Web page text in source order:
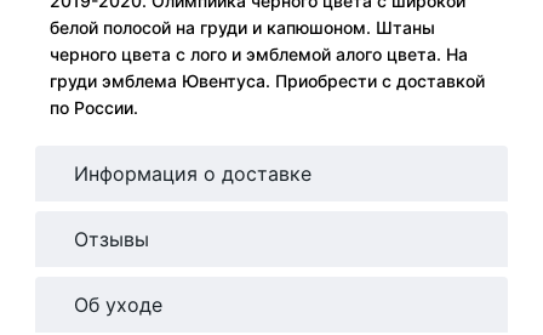
белой полосой на груди и капюшоном. Штаны
черного цвета с лого и эмблемой алого цвета. На
груди эмблема Ювентуса. Приобрести с доставкой
по России.
Информация о доставке
Отзывы
Об уходе